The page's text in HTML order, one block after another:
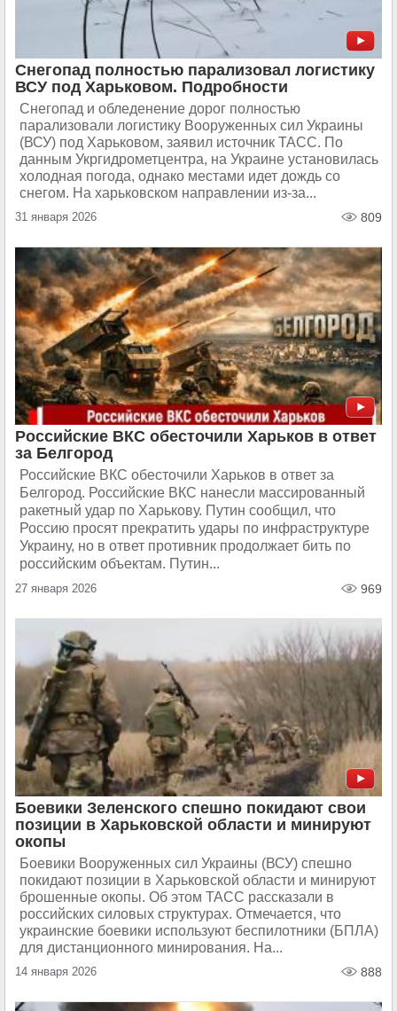
Снегопад полностью парализовал логистику
ВСУ под Харьковом. Подробности
Снегопад и обледенение дорог полностью
парализовали логистику Вооруженных сил Украины
(ВСУ) под Харьковом, заявил источник ТАСС. По
данным Укргидрометцентра, на Украине установилась
холодная погода, однако местами идет дождь со
снегом. На харьковском направлении из-за...
31 января 2026 809
Российские ВКС обесточили Харьков в ответ
за Белгород
Российские ВКС обесточили Харьков в ответ за
Белгород. Российские ВКС нанесли массированный
ракетный удар по Харькову. Путин сообщил, что
Россию просят прекратить удары по инфраструктуре
Украину, но в ответ противник продолжает бить по
российским объектам. Путин...
27 января 2026 969
Боевики Зеленского спешно покидают свои
позиции в Харьковской области и минируют
окопы
Боевики Вооруженных сил Украины (ВСУ) спешно
покидают позиции в Харьковской области и минируют
брошенные окопы. Об этом ТАСС рассказали в
российских силовых структурах. Отмечается, что
украинские боевики используют беспилотники (БПЛА)
для дистанционного минирования. На...
14 января 2026 888